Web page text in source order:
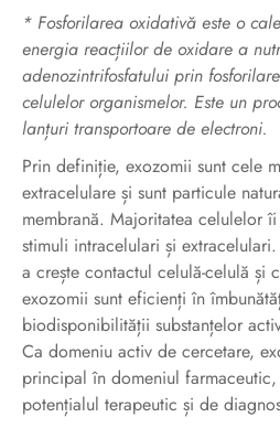
* Fosforilarea oxidativă este o
energia reacțiilor de oxidare a
adenozintrifosfatului prin
celulelor organismelor. Este un
lanțuri transportoare de electroni.
Prin definiție, exozomii sunt cele
extracelulare și sunt particule
membrană. Majoritatea celulelor
stimuli intracelulari și
a crește contactul celulă-celulă și
exozomii sunt eficienți în
biodisponibilității substanțelor
Ca domeniu activ de cercetare,
principal în domeniul
potențialul terapeutic și de